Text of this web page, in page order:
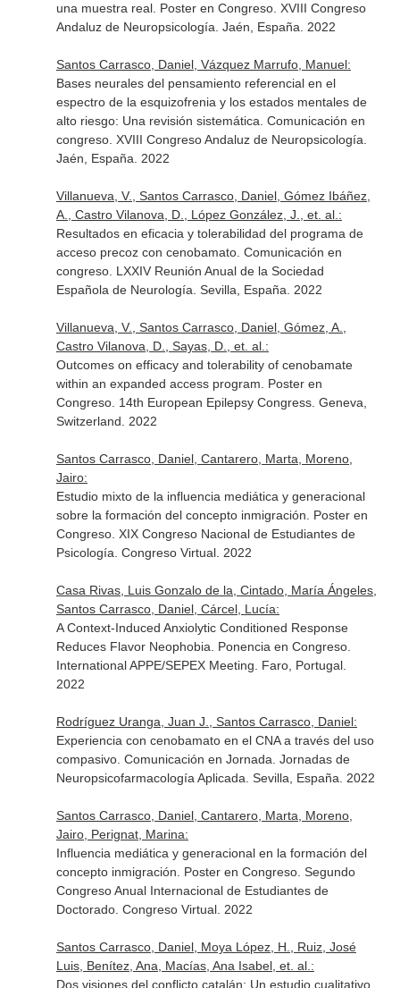
una muestra real. Poster en Congreso. XVIII Congreso
Andaluz de Neuropsicología. Jaén, España. 2022
Santos Carrasco, Daniel, Vázquez Marrufo, Manuel:
Bases neurales del pensamiento referencial en el
espectro de la esquizofrenia y los estados mentales de
alto riesgo: Una revisión sistemática. Comunicación en
congreso. XVIII Congreso Andaluz de Neuropsicología.
Jaén, España. 2022
Villanueva, V., Santos Carrasco, Daniel, Gómez Ibáñez,
A., Castro Vilanova, D., López González, J., et. al.:
Resultados en eficacia y tolerabilidad del programa de
acceso precoz con cenobamato. Comunicación en
congreso. LXXIV Reunión Anual de la Sociedad
Española de Neurología. Sevilla, España. 2022
Villanueva, V., Santos Carrasco, Daniel, Gómez, A.,
Castro Vilanova, D., Sayas, D., et. al.:
Outcomes on efficacy and tolerability of cenobamate
within an expanded access program. Poster en
Congreso. 14th European Epilepsy Congress. Geneva,
Switzerland. 2022
Santos Carrasco, Daniel, Cantarero, Marta, Moreno,
Jairo:
Estudio mixto de la influencia mediática y generacional
sobre la formación del concepto inmigración. Poster en
Congreso. XIX Congreso Nacional de Estudiantes de
Psicología. Congreso Virtual. 2022
Casa Rivas, Luis Gonzalo de la, Cintado, María Ángeles,
Santos Carrasco, Daniel, Cárcel, Lucía:
A Context-Induced Anxiolytic Conditioned Response
Reduces Flavor Neophobia. Ponencia en Congreso.
International APPE/SEPEX Meeting. Faro, Portugal.
2022
Rodríguez Uranga, Juan J., Santos Carrasco, Daniel:
Experiencia con cenobamato en el CNA a través del uso
compasivo. Comunicación en Jornada. Jornadas de
Neuropsicofarmacología Aplicada. Sevilla, España. 2022
Santos Carrasco, Daniel, Cantarero, Marta, Moreno,
Jairo, Perignat, Marina:
Influencia mediática y generacional en la formación del
concepto inmigración. Poster en Congreso. Segundo
Congreso Anual Internacional de Estudiantes de
Doctorado. Congreso Virtual. 2022
Santos Carrasco, Daniel, Moya López, H., Ruiz, José
Luis, Benítez, Ana, Macías, Ana Isabel, et. al.:
Dos visiones del conflicto catalán: Un estudio cualitativo